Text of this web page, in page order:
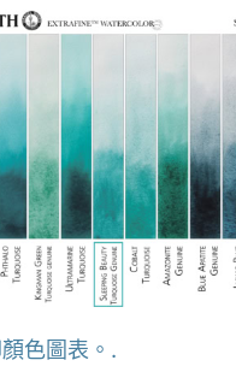
色圖表。.